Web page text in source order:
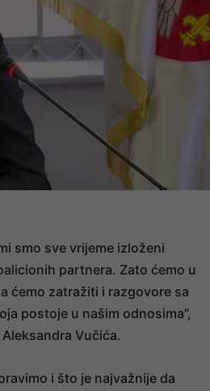
smo sve vrijeme izloženi
partnera. Zato ćemo u
ćemo zatražiti i razgovore sa
postoje u našim odnosima”,
Vučića.
i što je najvažnije da